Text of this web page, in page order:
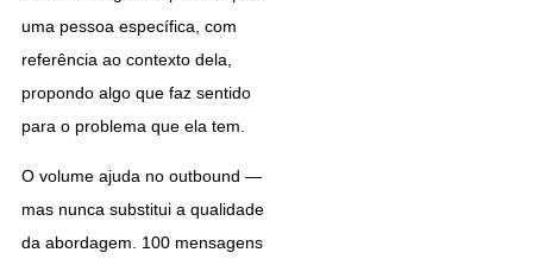
uma pessoa específica, com
referência ao contexto dela,
propondo algo que faz sentido
para o problema que ela tem.
O volume ajuda no outbound —
mas nunca substitui a qualidade
da abordagem. 100 mensagens